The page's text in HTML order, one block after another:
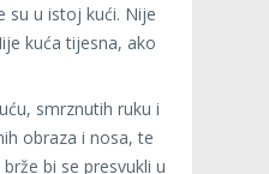
su u istoj kući. Nije
kuća tijesna, ako
smrznutih ruku i
obraza i nosa, te
bi se presvukli u